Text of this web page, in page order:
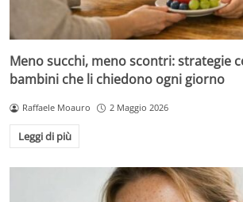
Meno succhi, meno scontri: strategie
bambini che li chiedono ogni giorno
Raffaele Moauro 2 Maggio 2026
Leggi di più